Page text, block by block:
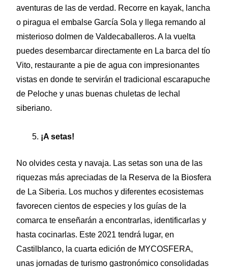
aventuras de las de verdad. Recorre en kayak, lancha
o piragua el embalse García Sola y llega remando al
misterioso dolmen de Valdecaballeros. A la vuelta
puedes desembarcar directamente en La barca del tío
Vito, restaurante a pie de agua con impresionantes
vistas en donde te servirán el tradicional escarapuche
de Peloche y unas buenas chuletas de lechal
siberiano.
¡A setas!
No olvides cesta y navaja. Las setas son una de las
riquezas más apreciadas de la Reserva de la Biosfera
de La Siberia. Los muchos y diferentes ecosistemas
favorecen cientos de especies y los guías de la
comarca te enseñarán a encontrarlas, identificarlas y
hasta cocinarlas. Este 2021 tendrá lugar, en
Castilblanco, la cuarta edición de MYCOSFERA,
unas jornadas de turismo gastronómico consolidadas